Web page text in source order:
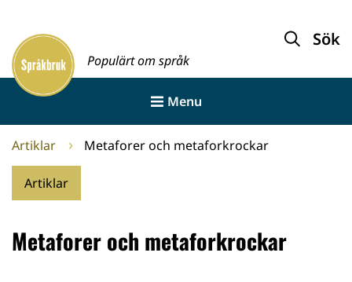
innehållet
Framsida
Populärt om språk
Sök
Menu
Artiklar Metaforer och metaforkrockar
Artiklar
Metaforer och metaforkrockar